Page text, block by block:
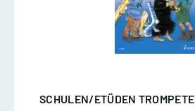
SCHULEN/ETÜDEN TROMPETE